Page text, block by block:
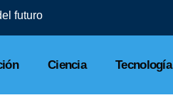
futuro
Ciencia Tecnología